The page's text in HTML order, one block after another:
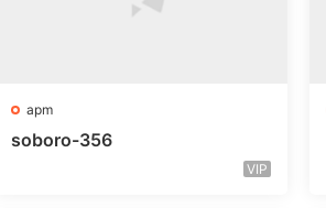
apm
soboro-356
VIP